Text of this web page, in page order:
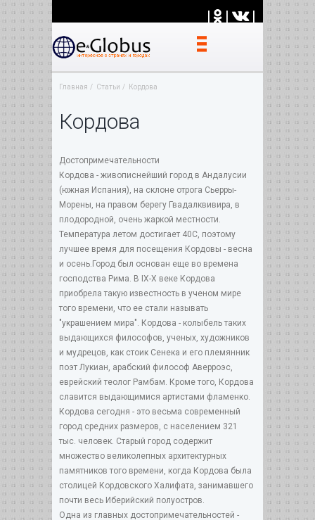
| | |
Главная Статьи Кордова
Кордова
Достопримечательности
Кордова - живописнейший город в Андалусии
(южная Испания), на склоне отрога Сьерры-
Морены, на правом берегу Гвадалквивира, в
плодородной, очень жаркой местности.
Температура летом достигает 40С, поэтому
лучшее время для посещения Кордовы - весна
и осень.Город был основан еще во времена
господства Рима. В IX-X веке Кордова
приобрела такую известность в ученом мире
того времени, что ее стали называть
"украшением мира". Кордова - колыбель таких
выдающихся философов, ученых, художников
и мудрецов, как стоик Сенека и его племянник
поэт Лукиан, арабский философ Аверроэс,
еврейский теолог Рамбам. Кроме того, Кордова
славится выдающимися артистами фламенко.
Кордова сегодня - это весьма современный
город средних размеров, с населением 321
тыс. человек. Старый город содержит
множество великолепных архитектурных
памятников того времени, когда Кордова была
столицей Кордовского Халифата, занимавшего
почти весь Иберийский полуостров.
Одна из главных достопримечательностей -